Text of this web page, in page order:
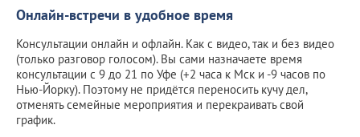
Онлайн-встречи в удобное время
Консультации онлайн и офлайн. Как с видео, так и без видео
(только разговор голосом). Вы сами назначаете время
консультации с 9 до 21 по Уфе (+2 часа к Мск и -9 часов по
Нью-Йорку). Поэтому не придётся переносить кучу дел,
отменять семейные мероприятия и перекраивать свой
график.